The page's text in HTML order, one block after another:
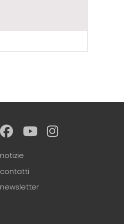
notizie
contatti
newsletter